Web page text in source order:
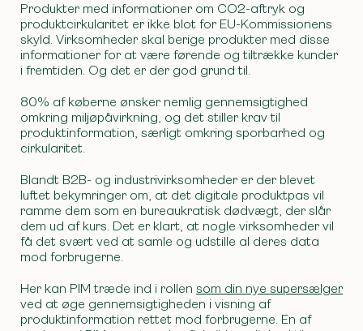
Produkter med informationer om CO2-aftryk og
produktcirkularitet er ikke blot for EU-Kommissionens
skyld. Virksomheder skal berige produkter med disse
informationer for at være førende og tiltrække kunder
i fremtiden. Og det er der god grund til.
80% af køberne ønsker nemlig gennemsigtighed
omkring miljøpåvirkning, og det stiller krav til
produktinformation, særligt omkring sporbarhed og
cirkularitet.
Blandt B2B- og industrivirksomheder er der blevet
luftet bekymringer om, at det digitale produktpas vil
ramme dem som en bureaukratisk dødvægt, der slår
dem ud af kurs. Det er klart, at nogle virksomheder vil
få det svært ved at samle og udstille al deres data
mod forbrugerne.
Her kan PIM træde ind i rollen som din nye supersælger
ved at øge gennemsigtigheden i visning af
produktinformation rettet mod forbrugerne. En af